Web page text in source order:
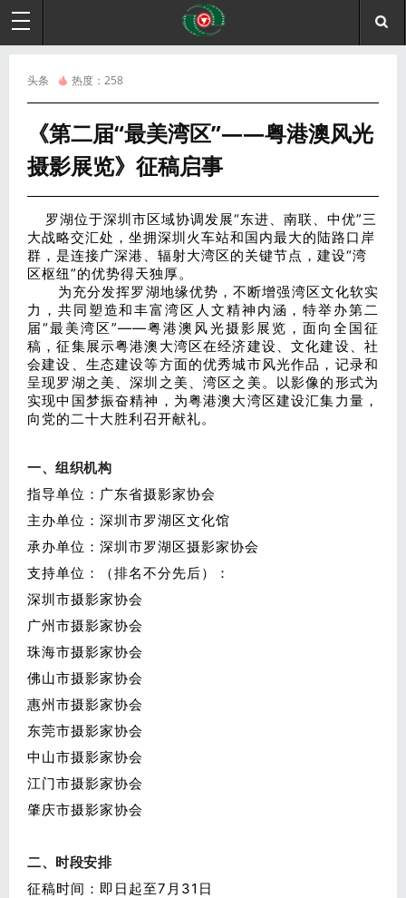
头条 热度： 258
《第二届“最美湾区”——粤港澳风光
摄影展览》征稿启事
罗湖位于深圳市区域协调发展“东进、南联、中优”三
大战略交汇处，坐拥深圳火车站和国内最大的陆路口岸
群，是连接广深港、辐射大湾区的关键节点，建设“湾
区枢纽”的优势得天独厚。
为充分发挥罗湖地缘优势，不断增强湾区文化软实
力，共同塑造和丰富湾区人文精神内涵，特举办第二
届“最美湾区”——粤港澳风光摄影展览，面向全国征
稿，征集展示粤港澳大湾区在经济建设、文化建设、社
会建设、生态建设等方面的优秀城市风光作品，记录和
呈现罗湖之美、深圳之美、湾区之美。以影像的形式为
实现中国梦振奋精神，为粤港澳大湾区建设汇集力量，
向党的二十大胜利召开献礼。
一、组织机构
指导单位：广东省摄影家协会
主办单位：深圳市罗湖区文化馆
承办单位：深圳市罗湖区摄影家协会
支持单位：（排名不分先后）：
深圳市摄影家协会
广州市摄影家协会
珠海市摄影家协会
佛山市摄影家协会
惠州市摄影家协会
东莞市摄影家协会
中山市摄影家协会
江门市摄影家协会
肇庆市摄影家协会
二、时段安排
征稿时间：即日起至7月31日